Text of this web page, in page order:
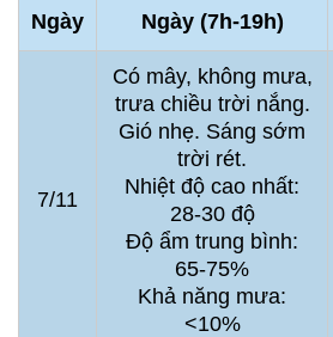
Ngày Ngày (7h-19h)
7/11
Có mây, không mưa,
trưa chiều trời nắng.
Gió nhẹ. Sáng sớm
trời rét.
Nhiệt độ cao nhất:
28-30 độ
Độ ẩm trung bình:
65-75%
Khả năng mưa:
<10%